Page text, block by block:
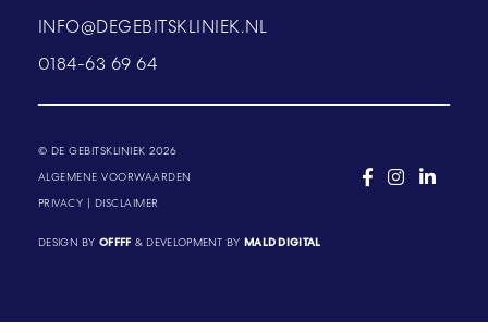
INFO@DEGEBITSKLINIEK.NL
0184-63 69 64
© DE GEBITSKLINIEK 2026
ALGEMENE VOORWAARDEN
PRIVACY | DISCLAIMER
DESIGN BY OFFFF& DEVELOPMENT BY MALD DIGITAL